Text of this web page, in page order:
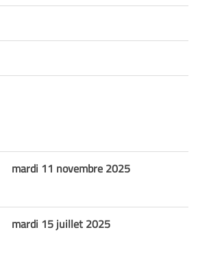
mardi 11 novembre 2025
mardi 15 juillet 2025